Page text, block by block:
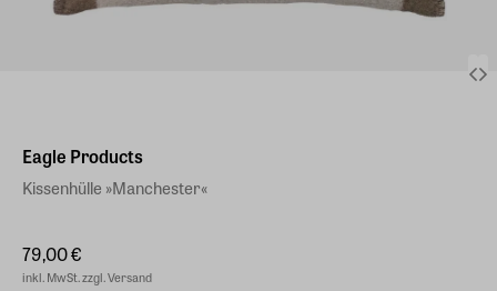
Eagle Products
Kissenhülle »Manchester«
79,00 €
inkl. MwSt. zzgl. Versand